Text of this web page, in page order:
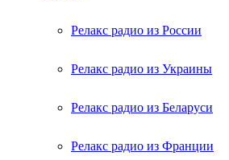
Релакс радио из России
Релакс радио из Украины
Релакс радио из Беларуси
Релакс радио из Франции